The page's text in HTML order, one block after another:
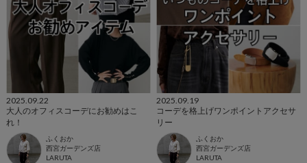
2025.09.22
大人のオフィスコーデにお勧めはこ
れ！
ふくおか
西宮ガーデンズ店
LARUTA
2025.09.19
コーデを格上げワンポイントアクセサ
リー
ふくおか
西宮ガーデンズ店
LARUTA